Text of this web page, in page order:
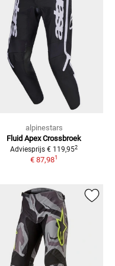
alpinestars
Fluid Apex Crossbroek
Adviesprijs € 119,952
€ 87,981